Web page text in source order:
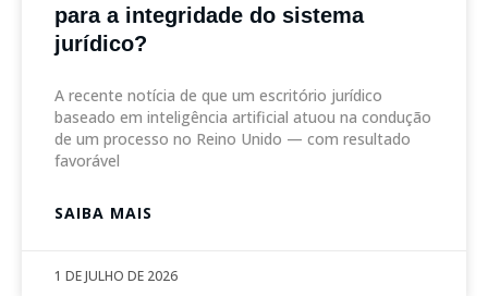
para a integridade do sistema
jurídico?
A recente notícia de que um escritório jurídico
baseado em inteligência artificial atuou na condução
de um processo no Reino Unido — com resultado
favorável
SAIBA MAIS
1 DE JULHO DE 2026